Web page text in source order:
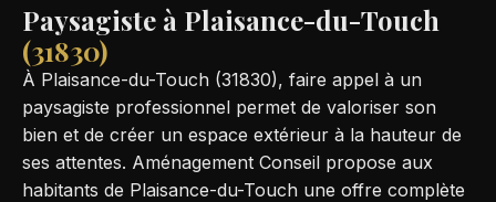
Paysagiste à Plaisance-du-Touch
(31830)
À Plaisance-du-Touch (31830), faire appel à un
paysagiste professionnel permet de valoriser son
bien et de créer un espace extérieur à la hauteur de
ses attentes. Aménagement Conseil propose aux
habitants de Plaisance-du-Touch une offre complète